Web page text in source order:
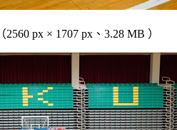
（2560 px × 1707 px、3.28 MB ）